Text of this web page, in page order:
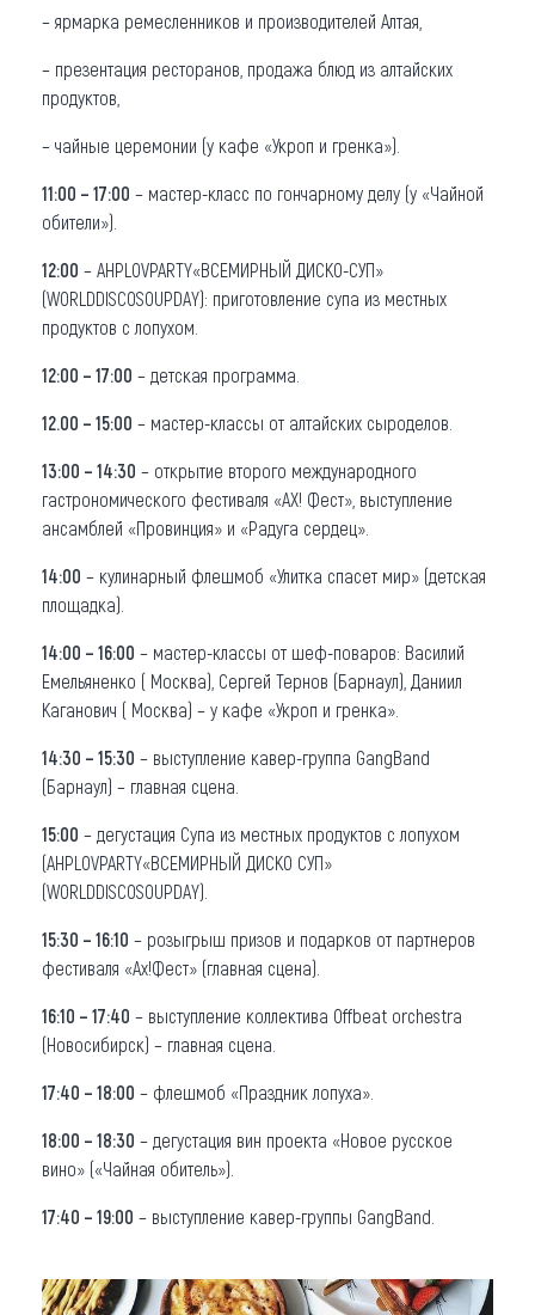
– ярмарка ремесленников и производителей Алтая,
– презентация ресторанов, продажа блюд из алтайских
продуктов,
– чайные церемонии (у кафе «Укроп и гренка»).
11:00 – 17:00 – мастер-класс по гончарному делу (у «Чайной
обители»).
12:00 – AHPLOVPARTY«ВСЕМИРНЫЙ ДИСКО-СУП»
(WORLDDISCOSOUPDAY): приготовление супа из местных
продуктов с лопухом.
12:00 – 17:00 – детская программа.
12.00 – 15:00 – мастер-классы от алтайских сыроделов.
13:00 – 14:30 – открытие второго международного
гастрономического фестиваля «АХ! Фест», выступление
ансамблей «Провинция» и «Радуга сердец».
14:00 – кулинарный флешмоб «Улитка спасет мир» (детская
площадка).
14:00 – 16:00 – мастер-классы от шеф-поваров: Василий
Емельяненко ( Москва), Сергей Тернов (Барнаул), Даниил
Каганович ( Москва) – у кафе «Укроп и гренка».
14:30 – 15:30 – выступление кавер-группа GangBand
(Барнаул) – главная сцена.
15:00 – дегустация Супа из местных продуктов с лопухом
(AHPLOVPARTY«ВСЕМИРНЫЙ ДИСКО СУП»
(WORLDDISCOSOUPDAY).
15:30 – 16:10 – розыгрыш призов и подарков от партнеров
фестиваля «Ах!Фест» (главная сцена).
16:10 – 17:40 – выступление коллектива Offbeat orchestra
(Новосибирск) – главная сцена.
17:40 – 18:00 – флешмоб «Праздник лопуха».
18:00 – 18:30 – дегустация вин проекта «Новое русское
вино» («Чайная обитель»).
17:40 – 19:00 – выступление кавер-группы GangBand.